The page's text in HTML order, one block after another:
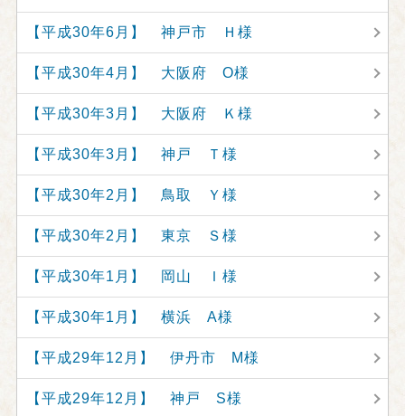
【平成30年6月】 神戸市 Ｈ様
【平成30年4月】 大阪府 O様
【平成30年3月】 大阪府 Ｋ様
【平成30年3月】 神戸 Ｔ様
【平成30年2月】 鳥取 Ｙ様
【平成30年2月】 東京 Ｓ様
【平成30年1月】 岡山 Ｉ様
【平成30年1月】 横浜 A様
【平成29年12月】 伊丹市 M様
【平成29年12月】 神戸 S様